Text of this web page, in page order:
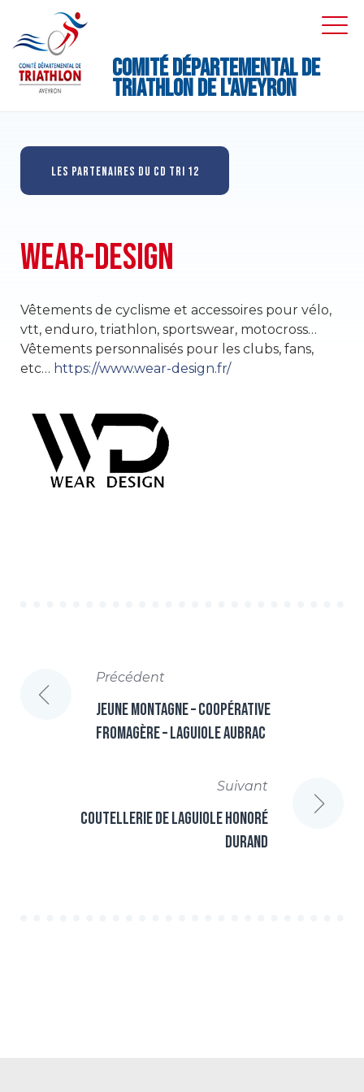
content
Comité Départemental de
Triathlon de l'Aveyron
LES PARTENAIRES DU CD TRI 12
WEAR-DESIGN
Vêtements de cyclisme et accessoires pour vélo,
vtt, enduro, triathlon, sportswear, motocross…
Vêtements personnalisés pour les clubs, fans,
etc… https://www.wear-design.fr/
NAVIGATION
L’ARTICLE
Précédent
Jeune Montagne – Coopérative
Fromagère – Laguiole Aubrac
Suivant
Coutellerie de Laguiole Honoré
Durand